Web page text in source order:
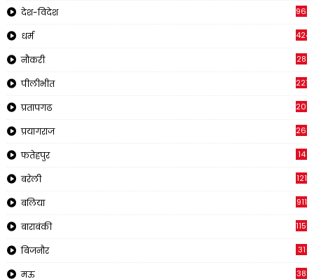
देश-विदेश 963
धर्म 424
नौकरी 28
पीलीभीत 2218
प्रतापगढ
प्रयागराज 269
फतेहपुर 14
बरेली 121
बलिया 911
बाराबंकी 1150
बिजनौर 31
मऊ 38